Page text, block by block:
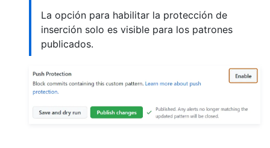
La opción para habilitar la protección de
inserción solo es visible para los patrones
publicados.